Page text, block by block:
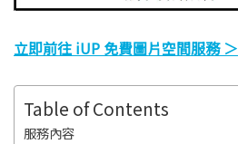
立即前往 iUP 免費圖片空間服務 ＞
Table of Contents
服務內容